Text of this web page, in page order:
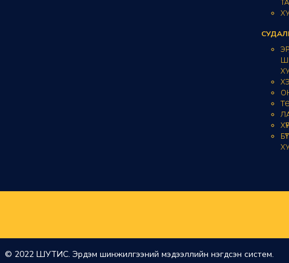
© 2022 ШУТИС. Эрдэм шинжилгээний мэдээллийн нэгдсэн систем.